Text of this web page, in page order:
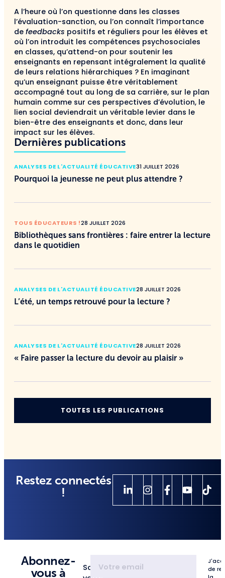
A l’heure où l’on questionne dans les classes
l’évaluation-sanction, ou l’on connaît l’importance
de feedbacks positifs et réguliers pour les élèves et
où l’on introduit les compétences psychosociales
en classes, qu’attend-on pour soutenir les
enseignants en repensant intégralement la qualité
de leurs relations hiérarchiques ? En imaginant
qu’un enseignant puisse être véritablement
accompagné tout au long de sa carrière, sur le plan
humain comme sur ces perspectives d’évolution, le
lien social deviendrait un véritable levier dans le
bien-être des enseignants et donc, dans leur
impact sur les élèves.
Dernières publications
ANALYSES DE L'ACTUALITÉ ÉDUCATIVE31 JUILLET 2026
Pourquoi la jeunesse ne peut plus attendre ?
TOUS ÉDUCATEURS !28 JUILLET 2026
Bibliothèques sans frontières : faire entrer la lecture
dans le quotidien
ANALYSES DE L'ACTUALITÉ ÉDUCATIVE28 JUILLET 2026
L’été, un temps retrouvé pour la lecture ?
ANALYSES DE L'ACTUALITÉ ÉDUCATIVE28 JUILLET 2026
« Faire passer la lecture du devoir au plaisir »
TOUTES LES PUBLICATIONS
Restez connectés
!
Abonnez-
vous à
Saisissez
de